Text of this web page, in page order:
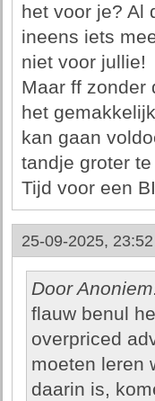
het voor je? Al
ineens iets
niet voor jullie!
Maar ff zonder
het
kan gaan
tandje groter
Tijd voor een
25-09-2025,
Door
flauw benul
overpriced
moeten leren
daarin is,